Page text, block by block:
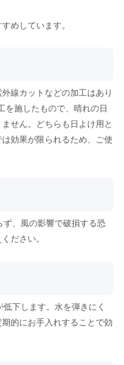
めしています。
線カットなどの加工はあり
を施したもので、晴れの日
せん。どちらも日よけ用と
効果が限られるため、ご使
、風の影響で破損する恐
ださい。
下します。水を弾きにく
的にお手入れすることで効